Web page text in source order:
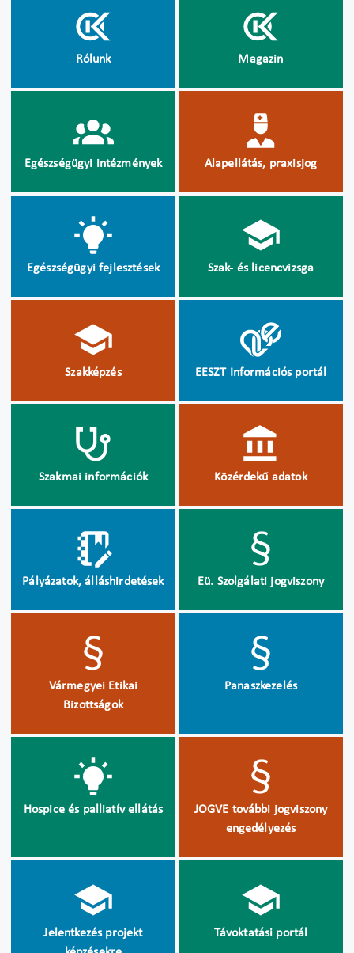
Rólunk Magazin
Egészségügyi intézmények Alapellátás, praxisjog
Egészségügyi fejlesztések Szak- és licencvizsga
Szakképzés EESZT Információs portál
Szakmai információk Közérdekű adatok
Pályázatok, álláshirdetések Eü. Szolgálati jogviszony
Vármegyei Etikai
Bizottságok
Panaszkezelés
Hospice és palliatív ellátás
JOGVE további jogviszony
engedélyezés
Jelentkezés projekt
Távoktatási portál